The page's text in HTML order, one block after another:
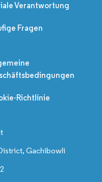
Verantwortung
Fragen
Richtlinie
Gachibowli